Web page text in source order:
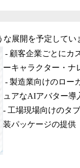
展開を予定してい
- 顧客企業ごとにカ
ーキャラクター・ナ
- 製造業向けのロー
ュアなAIアバター導
- 工場現場向けのタ
装パッケージの提供